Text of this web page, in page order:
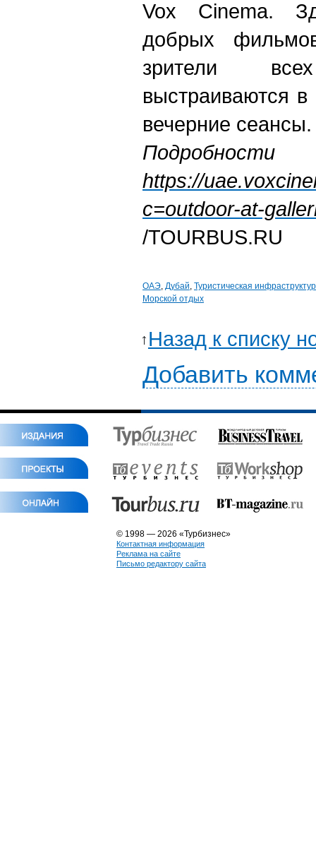
Vox Cinema.
добрых
зрители
выстраиваются
вечерние сеансы.
https://
c=outdoor-at-
/TOURBUS.RU
ОАЭ, Дубай, Туристическая
Морской отдых
Назад к списку
Добавить
© 1998 — 2026 «Турбизнес»
Контактная информация
Реклама на сайте
Письмо редактору сайта